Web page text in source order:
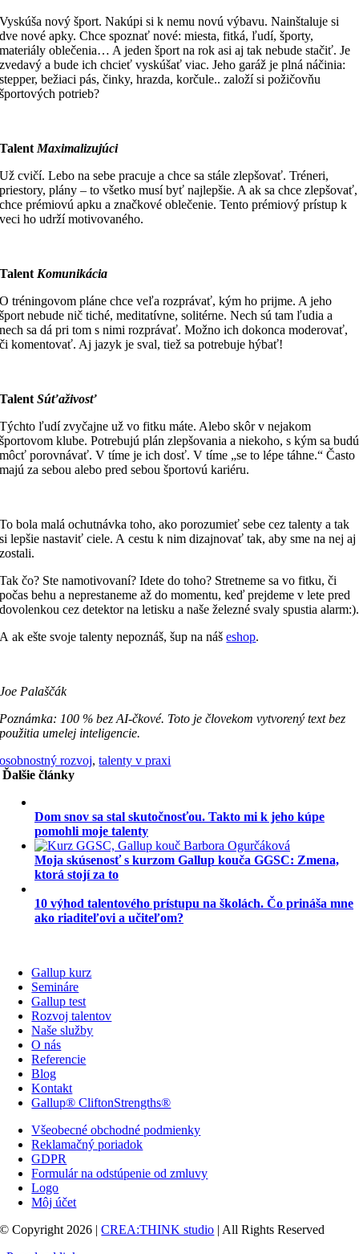
Vyskúša nový šport. Nakúpi si k nemu novú výbavu. Nainštaluje si
dve nové apky. Chce spoznať nové: miesta, fitká, ľudí, športy,
materiály oblečenia… A jeden šport na rok asi aj tak nebude stačiť. Je
zvedavý a bude ich chcieť vyskúšať viac. Jeho garáž je plná náčinia:
stepper, bežiaci pás, činky, hrazda, korčule.. založí si požičovňu
športových potrieb?
TalentMaximalizujúci
Už cvičí. Lebo na sebe pracuje a chce sa stále zlepšovať. Tréneri,
priestory, plány – to všetko musí byť najlepšie. A ak sa chce zlepšovať,
chce prémiovú apku a značkové oblečenie. Tento prémiový prístup k
veci ho udrží motivovaného.
TalentKomunikácia
O tréningovom pláne chce veľa rozprávať, kým ho prijme. A jeho
šport nebude nič tiché, meditatívne, solitérne. Nech sú tam ľudia a
nech sa dá pri tom s nimi rozprávať. Možno ich dokonca moderovať,
či komentovať. Aj jazyk je sval, tiež sa potrebuje hýbať!
TalentSúťaživosť
Týchto ľudí zvyčajne už vo fitku máte. Alebo skôr v nejakom
športovom klube. Potrebujú plán zlepšovania a niekoho, s kým sa budú
môcť porovnávať. V tíme je ich dosť. V tíme „se to lépe táhne.“ Často
majú za sebou alebo pred sebou športovú kariéru.
To bola malá ochutnávka toho, ako porozumieť sebe cez talenty a tak
si lepšie nastaviť ciele. A cestu k nim dizajnovať tak, aby sme na nej aj
zostali.
Tak čo? Ste namotivovaní? Idete do toho? Stretneme sa vo fitku, či
počas behu a neprestaneme až do momentu, keď prejdeme v lete pred
dovolenkou cez detektor na letisku a naše železné svaly spustia alarm:).
A ak ešte svoje talenty nepoznáš, šup na nášeshop.
Joe Palaščák
Poznámka: 100 % bez AI-čkové. Toto je človekom vytvorený text bez
použitia umelej inteligencie.
osobnostný rozvoj,talenty v praxi
Ďalšie články
Dom snov sa stal skutočnosťou. Takto mi k jeho kúpe
pomohli moje talenty
Moja skúsenosť s kurzom Gallup kouča GGSC: Zmena,
ktorá stojí za to
10 výhod talentového prístupu na školách. Čo prináša mne
ako riaditeľovi a učiteľom?
Gallup kurz
Semináre
Gallup test
Rozvoj talentov
Naše služby
O nás
Referencie
Blog
Kontakt
Gallup® CliftonStrengths®
Všeobecné obchodné podmienky
Reklamačný poriadok
GDPR
Formulár na odstúpenie od zmluvy
Logo
Môj účet
© Copyright 2026 |CREA:THINK studio | All Rights Reserved